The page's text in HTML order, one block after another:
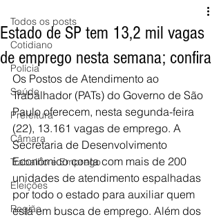
Todos os posts
Cotidiano
Polícia
Saúde
Prefeitura
Câmara
Trabalho e Emprego
Eleições
Região
Estado de SP tem 13,2 mil vagas
de emprego nesta semana; confira
Os Postos de Atendimento ao
Trabalhador (PATs) do Governo de São
Paulo oferecem, nesta segunda-feira
(22), 13.161 vagas de emprego. A
Secretaria de Desenvolvimento
Econômico conta com mais de 200
unidades de atendimento espalhadas
por todo o estado para auxiliar quem
está em busca de emprego. Além dos